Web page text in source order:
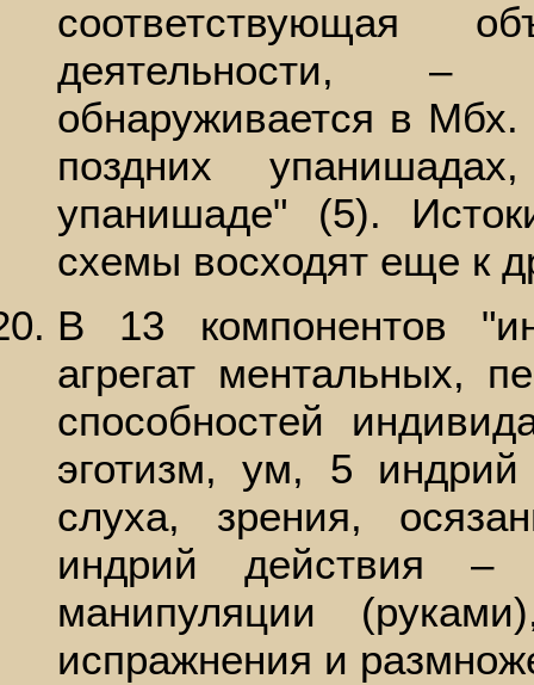
соответствующая
деятельности, –
обнаруживается в
поздних
упанишаде" (5).
схемы восходят еще к
В 13 компонентов
агрегат ментальных,
способностей
эготизм, ум, 5 индрий
слуха, зрения,
индрий действия –
манипуляции
испражнения и